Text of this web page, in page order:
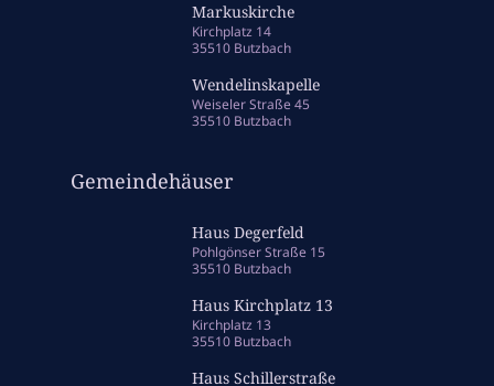
Markuskirche
Kirchplatz 14
35510 Butzbach
Wendelinskapelle
Weiseler Straße 45
35510 Butzbach
Gemeindehäuser
Haus Degerfeld
Pohlgönser Straße 15
35510 Butzbach
Haus Kirchplatz 13
Kirchplatz 13
35510 Butzbach
Haus Schillerstraße